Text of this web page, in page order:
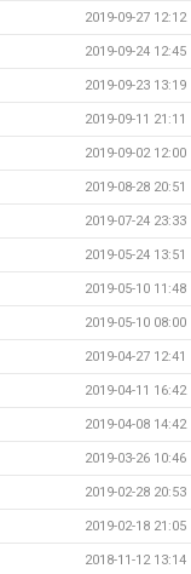
2019-09-27 12:12
2019-09-24 12:45
2019-09-23 13:19
2019-09-11 21:11
2019-09-02 12:00
2019-08-28 20:51
2019-07-24 23:33
2019-05-24 13:51
2019-05-10 11:48
2019-05-10 08:00
2019-04-27 12:41
2019-04-11 16:42
2019-04-08 14:42
2019-03-26 10:46
2019-02-28 20:53
2019-02-18 21:05
2018-11-12 13:14